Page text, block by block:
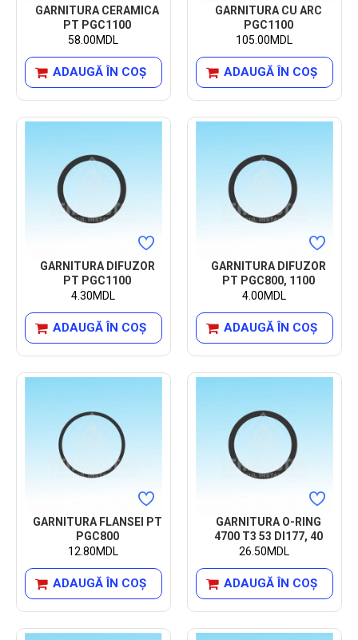
GARNITURA CERAMICA
PT PGC1100
58.00MDL
ADAUGĂ ÎN COŞ
GARNITURA CU ARC
PGC1100
105.00MDL
ADAUGĂ ÎN COŞ
GARNITURA DIFUZOR
PT PGC1100
4.30MDL
ADAUGĂ ÎN COŞ
GARNITURA DIFUZOR
PT PGC800, 1100
4.00MDL
ADAUGĂ ÎN COŞ
GARNITURA FLANSEI PT
PGC800
12.80MDL
ADAUGĂ ÎN COŞ
GARNITURA O-RING
4700 T3 53 DI177, 40
26.50MDL
ADAUGĂ ÎN COŞ